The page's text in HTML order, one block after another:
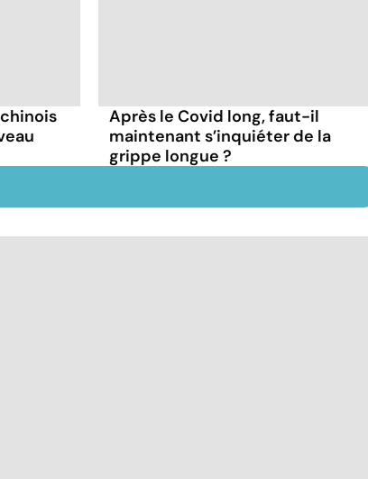
Après le Covid long, faut-il
maintenant s’inquiéter de la
grippe longue ?